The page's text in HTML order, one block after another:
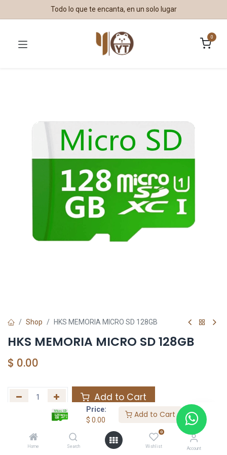
Price:
$ 0.00
Add to Cart
Home Search
0
Wishlist Account
Todo lo que te encanta, en un solo lugar
0
Shop HKS MEMORIA MICRO SD 128GB
HKS MEMORIA MICRO SD 128GB
$ 0.00
Add to Cart
Agregar a la lista de deseos
Share :